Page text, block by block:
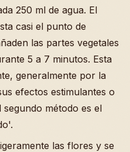
250 ml de agua. El
casi el punto de
las partes vegetales
5 a 7 minutos. Esta
generalmente por la
efectos estimulantes o
segundo método es el
las flores y se